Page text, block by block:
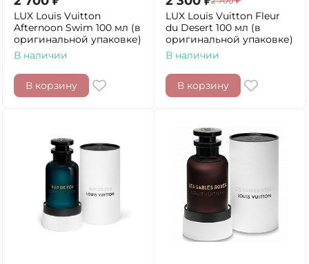
LUX Louis Vuitton
Afternoon Swim 100 мл (в
оригинальной упаковке)
В наличии
В корзину
LUX Louis Vuitton Fleur
du Desert 100 мл (в
оригинальной упаковке)
В наличии
В корзину